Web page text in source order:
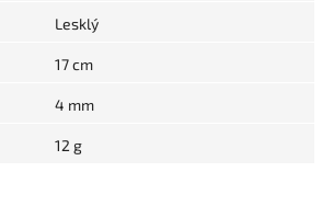
Lesklý
17 cm
4 mm
12 g